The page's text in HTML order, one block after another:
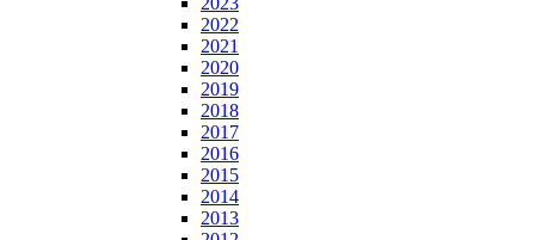
2022
2021
2020
2019
2018
2017
2016
2015
2014
2013